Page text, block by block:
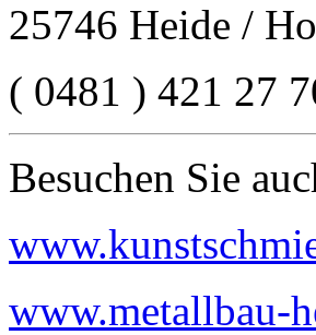
25746 Heide /
( 0481 ) 421 27
Besuchen Sie
www.metallbau-